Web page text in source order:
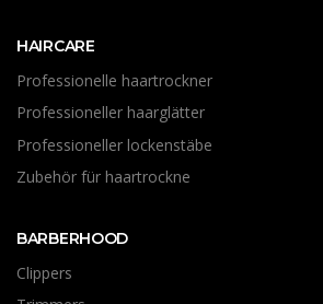
HAIRCARE
Professionelle haartrockner
Professioneller haarglätter
Professioneller lockenstäbe
Zubehör für haartrockne
BARBERHOOD
Clippers